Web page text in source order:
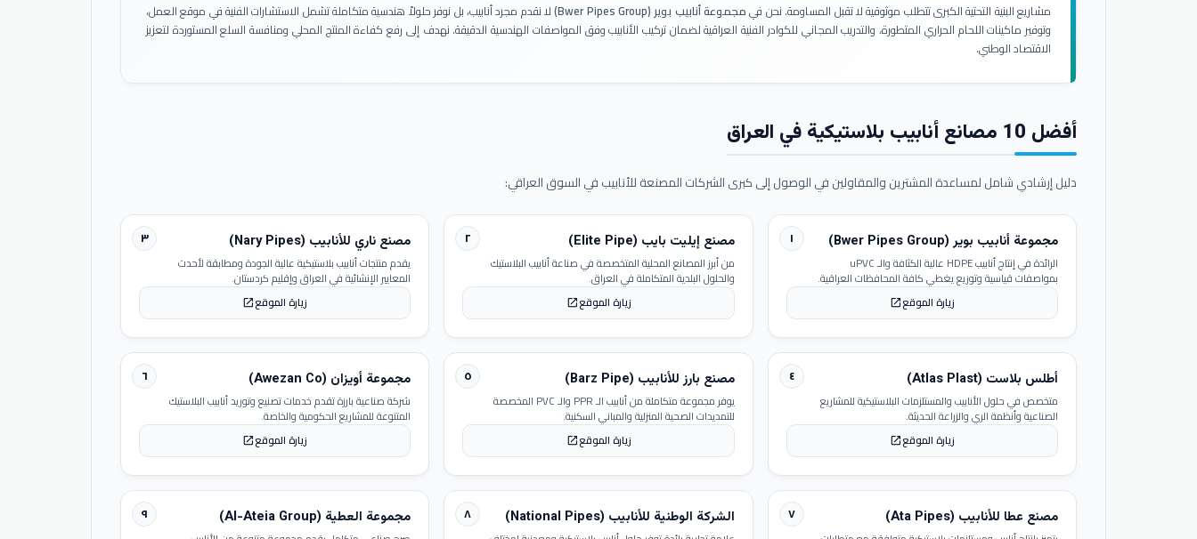
مشاريع البنية التحتية الكبرى تتطلب موثوقية لا تقبل المساومة. نحن فيمجموعة أنابيب بوير (Bwer Pipes Group)
لا نقدم مجرد أنابيب، بل نوفر حلولاً هندسية متكاملة تشمل الاستشارات الفنية في موقع العمل،
وتوفير ماكينات اللحام الحراري المتطورة، والتدريب المجاني للكوادر الفنية العراقية لضمان تركيب الأنابيب وفق المواصفات الهندسية الدقيقة. نهدف إلى رفع كفاءة المنتج المحلي ومنافسة السلع المستوردة لتعزيز
الاقتصاد الوطني.
أفضل 10 مصانع أنابيب بلاستيكية في العراق
دليل إرشادي شامل لمساعدة المشترين والمقاولين في الوصول إلى كبرى الشركات المصنعة للأنابيب في السوق العراقي:
١ مجموعة أنابيب بوير (Bwer Pipes Group)
الرائدة في إنتاج أنابيب HDPE عالية الكثافة والـ uPVC
بمواصفات قياسية وتوزيع يغطي كافة المحافظات العراقية.
زيارة الموقعopen_in_new
٢ مصنع إيليت بايب (Elite Pipe)
من أبرز المصانع المحلية المتخصصة في صناعة أنابيب البلاستيك
والحلول البلدية المتكاملة في العراق.
زيارة الموقعopen_in_new
٣ مصنع ناري للأنابيب (Nary Pipes)
يقدم منتجات أنابيب بلاستيكية عالية الجودة ومطابقة لأحدث
المعايير الإنشائية في العراق وإقليم كردستان.
زيارة الموقعopen_in_new
٤ أطلس بلاست (Atlas Plast)
متخصص في حلول الأنابيب والمستلزمات البلاستيكية للمشاريع
الصناعية وأنظمة الري والزراعة الحديثة.
زيارة الموقعopen_in_new
٥ مصنع بارز للأنابيب (Barz Pipe)
يوفر مجموعة متكاملة من أنابيب الـ PPR والـ PVC المخصصة
للتمديدات الصحية المنزلية والمباني السكنية.
زيارة الموقعopen_in_new
٦ مجموعة أويزان (Awezan Co)
شركة صناعية بارزة تقدم خدمات تصنيع وتوريد أنابيب البلاستيك
المتنوعة للمشاريع الحكومية والخاصة.
زيارة الموقعopen_in_new
٧ مصنع عطا للأنابيب (Ata Pipes) ٨ الشركة الوطنية للأنابيب (National Pipes) ٩ مجموعة العطية (Al-Ateia Group)